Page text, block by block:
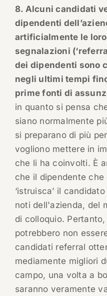
8. Alcuni candidati
dipendenti
artificialmente le
segnalazioni
dei dipendenti sono
negli ultimi tempi
prime fonti di
in quanto si pensa
siano normalmente
si preparano di più
vogliono mettere in
che li ha coinvolti. È
che il dipendente
‘istruisca’ il
noti dell'azienda, del
di colloquio.
potrebbero non
candidati referral
mediamente migliori
campo, una volta a
saranno veramente